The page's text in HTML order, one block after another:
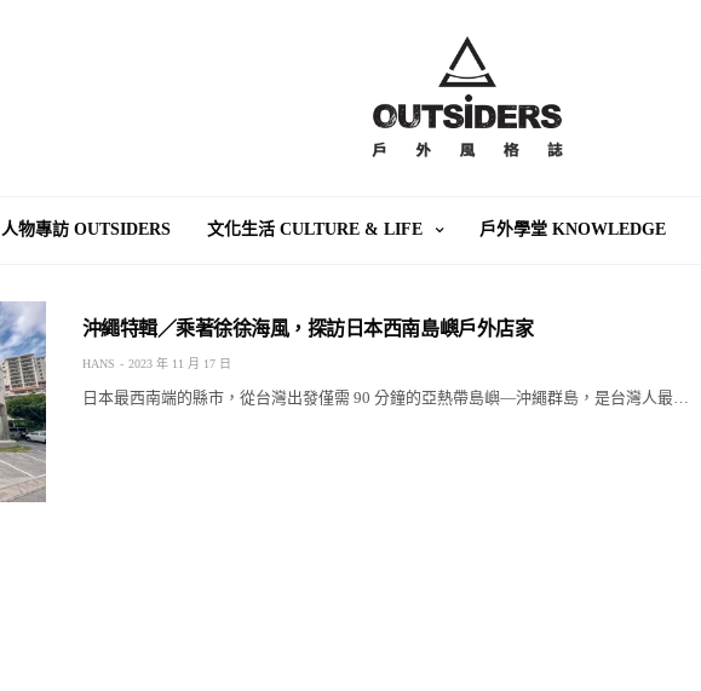
人物專訪 OUTSIDERS 文化生活 CULTURE & LIFE 戶外學堂 KNOWLEDGE
沖繩特輯／乘著徐徐海風，探訪日本西南島嶼戶外店家
HANS 2023 年 11 月 17 日
日本最西南端的縣市，從台灣出發僅需 90 分鐘的亞熱帶島嶼—沖繩群島，是台灣人最…